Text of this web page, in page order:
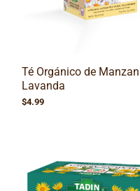
Té Orgánico de
Lavanda
$4.99